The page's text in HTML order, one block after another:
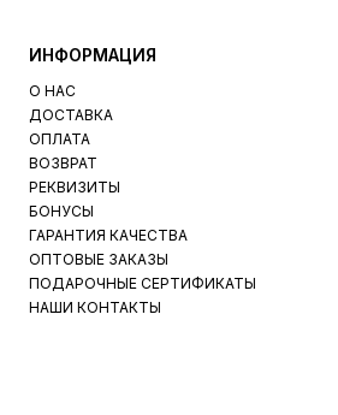
ИНФОРМАЦИЯ
О НАС
ДОСТАВКА
ОПЛАТА
ВОЗВРАТ
РЕКВИЗИТЫ
БОНУСЫ
ГАРАНТИЯ КАЧЕСТВА
ОПТОВЫЕ ЗАКАЗЫ
ПОДАРОЧНЫЕ СЕРТИФИКАТЫ
НАШИ КОНТАКТЫ